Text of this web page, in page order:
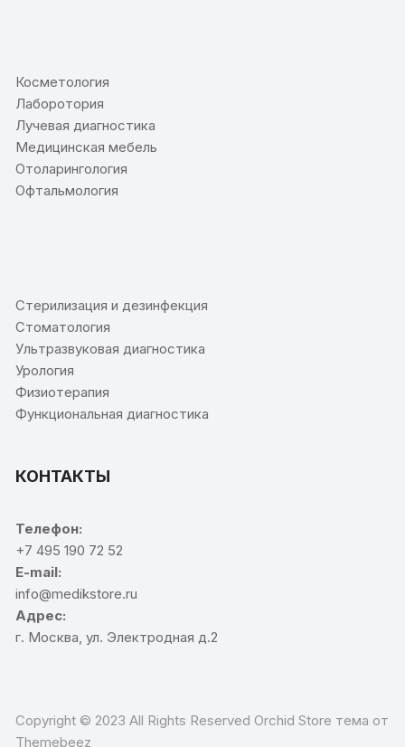
Косметология
Лаборотория
Лучевая диагностика
Медицинская мебель
Отоларингология
Офтальмология
Стерилизация и дезинфекция
Стоматология
Ультразвуковая диагностика
Урология
Физиотерапия
Функциональная диагностика
КОНТАКТЫ
Телефон:
+7 495 190 72 52
E-mail:
info@medikstore.ru
Адрес:
г. Москва, ул. Электродная д.2
Copyright © 2023 All Rights Reserved Orchid Store тема от
Themebeez